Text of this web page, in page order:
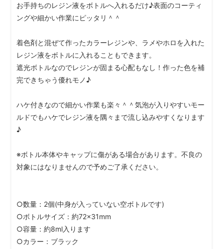
お手持ちのレジン液をボトルへ入れるだけ♪表面のコーティ
ングや細かい作業にピッタリ＾＾
着色剤と混ぜて作ったカラーレジンや、ラメやホロを入れた
レジン液をボトルに入れることもできます。
遮光ボトルなのでレジンが固まる心配もなし！作った色を補
完できちゃう優れモノ♪
ハケ付きなので細かい作業も楽々＾＾気泡が入りやすいモー
ルドでもハケでレジン液を隅々まで流し込みやすくなります
♪
※ボトル本体やキャップに傷がある場合があります。不良の
対象にはなりませんので予めご了承ください。
○数量：2個(中身が入っていない空ボトルです)
○ボトルサイズ：約72×31mm
○容量：約8ml入ります
○カラー：ブラック